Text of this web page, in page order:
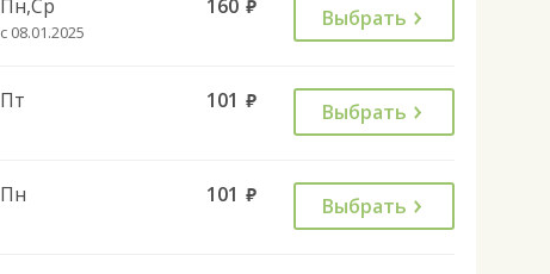
Пн,Ср
с 08.01.2025
160 руб. Выбрать
Пт 101 руб. Выбрать
Пн 101 руб. Выбрать